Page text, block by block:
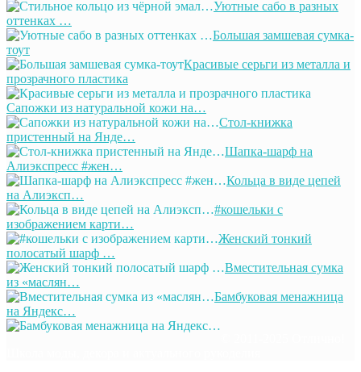
Уютные сабо в разных
оттенках …
Большая замшевая сумка-
тоут
Красивые серьги из металла и
прозрачного пластика
Сапожки из натуральной кожи на…
Стол-книжка
пристенный на Янде…
Шапка-шарф на
Алиэкспресс #жен…
Кольца в виде цепей
на Алиэксп…
#кошельки с
изображением карти…
Женский тонкий
полосатый шарф …
Вместительная сумка
из «маслян…
Бамбуковая менажница
на Яндекс…